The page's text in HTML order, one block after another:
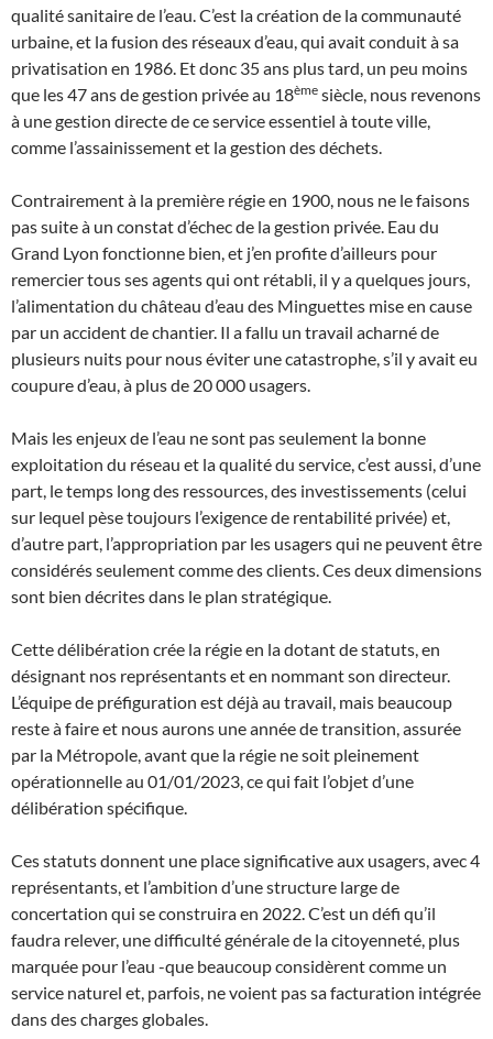
qualité sanitaire de l’eau. C’est la création de la communauté
urbaine, et la fusion des réseaux d’eau, qui avait conduit à sa
privatisation en 1986. Et donc 35 ans plus tard, un peu moins
que les 47 ans de gestion privée au 18ème siècle, nous revenons
à une gestion directe de ce service essentiel à toute ville,
comme l’assainissement et la gestion des déchets.
Contrairement à la première régie en 1900, nous ne le faisons
pas suite à un constat d’échec de la gestion privée. Eau du
Grand Lyon fonctionne bien, et j’en profite d’ailleurs pour
remercier tous ses agents qui ont rétabli, il y a quelques jours,
l’alimentation du château d’eau des Minguettes mise en cause
par un accident de chantier. Il a fallu un travail acharné de
plusieurs nuits pour nous éviter une catastrophe, s’il y avait eu
coupure d’eau, à plus de 20 000 usagers.
Mais les enjeux de l’eau ne sont pas seulement la bonne
exploitation du réseau et la qualité du service, c’est aussi, d’une
part, le temps long des ressources, des investissements (celui
sur lequel pèse toujours l’exigence de rentabilité privée) et,
d’autre part, l’appropriation par les usagers qui ne peuvent être
considérés seulement comme des clients. Ces deux dimensions
sont bien décrites dans le plan stratégique.
Cette délibération crée la régie en la dotant de statuts, en
désignant nos représentants et en nommant son directeur.
L’équipe de préfiguration est déjà au travail, mais beaucoup
reste à faire et nous aurons une année de transition, assurée
par la Métropole, avant que la régie ne soit pleinement
opérationnelle au 01/01/2023, ce qui fait l’objet d’une
délibération spécifique.
Ces statuts donnent une place significative aux usagers, avec 4
représentants, et l’ambition d’une structure large de
concertation qui se construira en 2022. C’est un défi qu’il
faudra relever, une difficulté générale de la citoyenneté, plus
marquée pour l’eau -que beaucoup considèrent comme un
service naturel et, parfois, ne voient pas sa facturation intégrée
dans des charges globales.